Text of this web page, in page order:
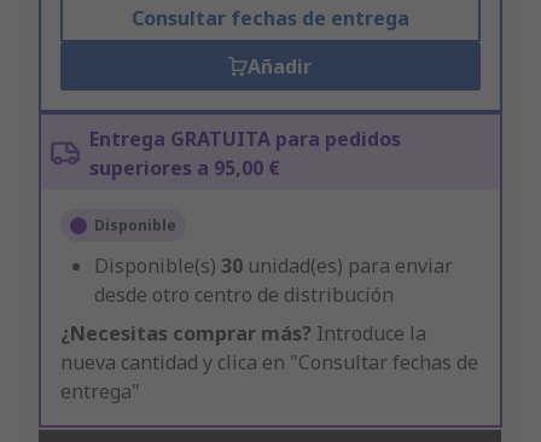
Consultar fechas de entrega
Añadir
Entrega GRATUITA para pedidos
superiores a 95,00 €
Disponible
Disponible(s) 30 unidad(es) para enviar
desde otro centro de distribución
¿Necesitas comprar más? Introduce la
nueva cantidad y clica en "Consultar fechas de
entrega"